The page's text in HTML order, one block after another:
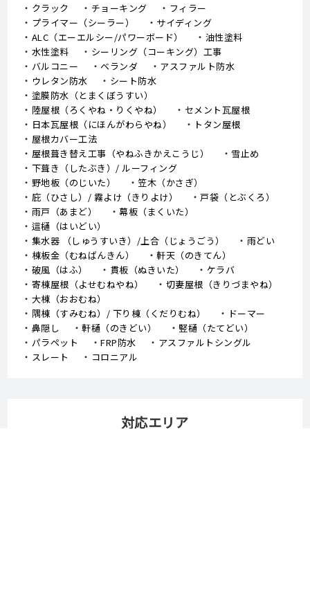
クラック チョーキング
フィラー
プライマー（シーラー）
サイディング
ALC（エーエルシー/パワーボード）
油性塗料
水性塗料
シーリング（コーキング）工事
バルコニー
ベランダ
アスファルト防水
ウレタン防水
シート防水
塗膜防水（とまくぼうすい）
陸屋根（ろくやね・りくやね）
セメント瓦屋根
日本瓦屋根（にほんがわらやね）
トタン屋根
屋根カバー工法
屋根葺き替え工事（やねふきかえこうじ）
雪止め
下葺き（したぶき）/ ルーフィング
野地板（のじいた）
笠木（かさぎ）
庇（ひさし）/ 霧よけ（きりよけ）
戸袋（とぶくろ）
雨戸（あまど）
幕板（まくいた）
這樋（はいどい）
集水器 （しゅうすいき）/上合（じょうごう）
雨どい
棟板金（むねばんきん）
軒天（のきてん）
破風（はふ）
貫板（ぬきいた）
ケラバ
寄棟屋根（よせむねやね）
切妻屋根（きりづまやね）
大棟（おおむね）
隅棟（すみむね）/ 下り棟（くだりむね）
ドーマー
鼻隠し
軒樋（のきどい）
竪樋（たてどい）
パラペット
FRP防水
アスファルトシングル
スレート
コロニアル
対応エリア